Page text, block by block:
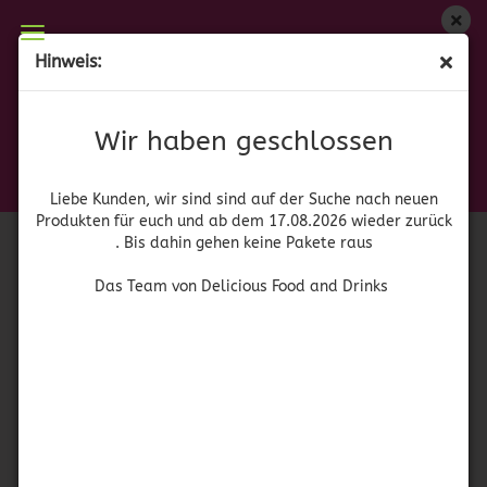
Hinweis:
Wir haben geschlossen
Liebe Kunden, wir sind sind auf der Suche nach neuen
Produkten für euch und ab dem 17.08.2026 wieder zurück
. Bis dahin gehen keine Pakete raus
Das Team von Delicious Food and Drinks
Wir haben geschlossen
zurück. Bis dahin gehen keine Pakete raus
Das Team von Delicious Food and Drinks
42049)